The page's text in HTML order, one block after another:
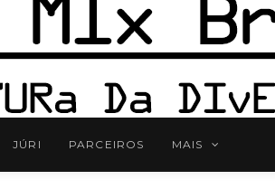
JÚRI PARCEIROS MAIS